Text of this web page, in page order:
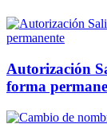
Autorización
forma